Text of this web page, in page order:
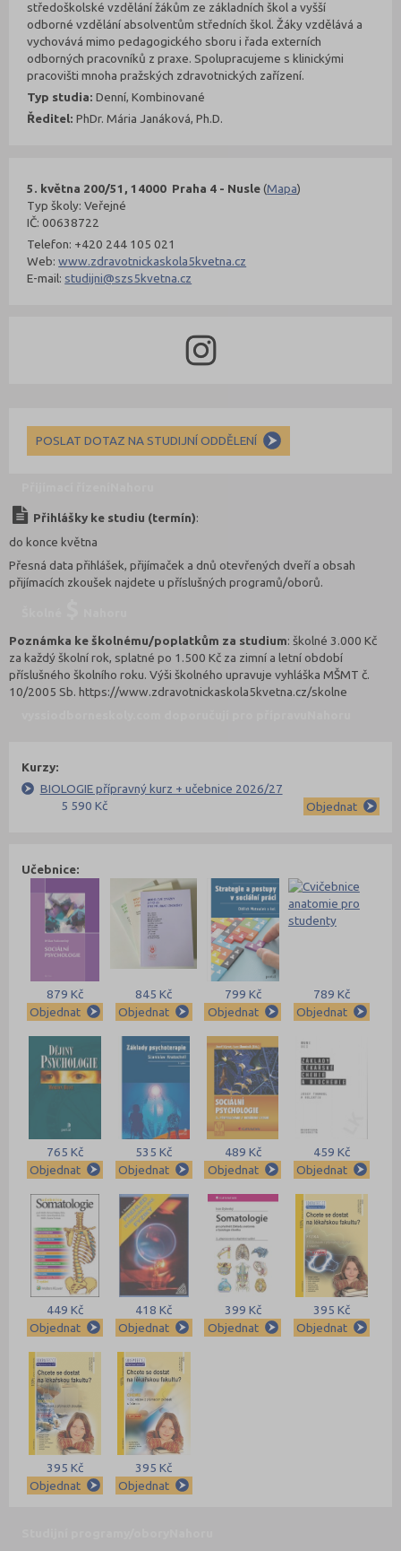
5. května 200/51, 14000 Praha 4 - Nusle(Mapa)
Typ školy: Veřejné
IČ: 00638722
Telefon: +420 244 105 021
Web:www.zdravotnickaskola5kvetna.cz
E-mail: studijni@szs5kvetna.cz
středoškolské vzdělání žákům ze základních škol a vyšší
odborné vzdělání absolventům středních škol. Žáky vzdělává a
vychovává mimo pedagogického sboru i řada externích
odborných pracovníků z praxe. Spolupracujeme s klinickými
pracovišti mnoha pražských zdravotnických zařízení.
Typ studia: Denní, Kombinované
Ředitel: PhDr. Mária Janáková, Ph.D.
POSLAT DOTAZ NA STUDIJNÍ ODDĚLENÍ
Přihlášky ke studiu (termín):
do konce května
Přesná data přihlášek, přijímaček a dnů otevřených dveří a obsah
přijímacích zkoušek najdete u příslušných programů/oborů.
Poznámka ke školnému/poplatkům za studium: školné 3.000 Kč
za každý školní rok, splatné po 1.500 Kč za zimní a letní období
příslušného školního roku. Výši školného upravuje vyhláška MŠMT č.
10/2005 Sb. https://www.zdravotnickaskola5kvetna.cz/skolne
Kurzy:
BIOLOGIE přípravný kurz + učebnice 2026/27
5 590 Kč
Objednat
Učebnice:
879 Kč
Objednat
845 Kč
Objednat
799 Kč
Objednat
789 Kč
Objednat
765 Kč
Objednat
535 Kč
Objednat
489 Kč
Objednat
459 Kč
Objednat
449 Kč
Objednat
418 Kč
Objednat
399 Kč
Objednat
395 Kč
Objednat
395 Kč
Objednat
395 Kč
Objednat